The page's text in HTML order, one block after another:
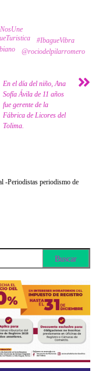
#IbagueVibra
@rociodelpilarromero
En el día del niño, Ana
Sofía Ávila de 11 años
fue gerente de la
Fábrica de Licores del
Tolima.
-Periodistas periodismo de